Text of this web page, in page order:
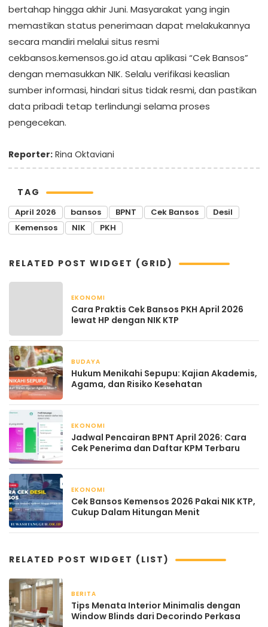
bertahap hingga akhir Juni. Masyarakat yang ingin
memastikan status penerimaan dapat melakukannya
secara mandiri melalui situs resmi
cekbansos.kemensos.go.id atau aplikasi “Cek Bansos”
dengan memasukkan NIK. Selalu verifikasi keaslian
sumber informasi, hindari situs tidak resmi, dan pastikan
data pribadi tetap terlindungi selama proses
pengecekan.
Reporter: Rina Oktaviani
TAG
April 2026 bansos BPNT Cek Bansos
Desil
Kemensos
NIK PKH
RELATED POST WIDGET (GRID)
EKONOMI
Cara Praktis Cek Bansos PKH April 2026
lewat HP dengan NIK KTP
BUDAYA
Hukum Menikahi Sepupu: Kajian Akademis,
Agama, dan Risiko Kesehatan
EKONOMI
Jadwal Pencairan BPNT April 2026: Cara
Cek Penerima dan Daftar KPM Terbaru
EKONOMI
Cek Bansos Kemensos 2026 Pakai NIK KTP,
Cukup Dalam Hitungan Menit
RELATED POST WIDGET (LIST)
BERITA
Tips Menata Interior Minimalis dengan
Window Blinds dari Decorindo Perkasa